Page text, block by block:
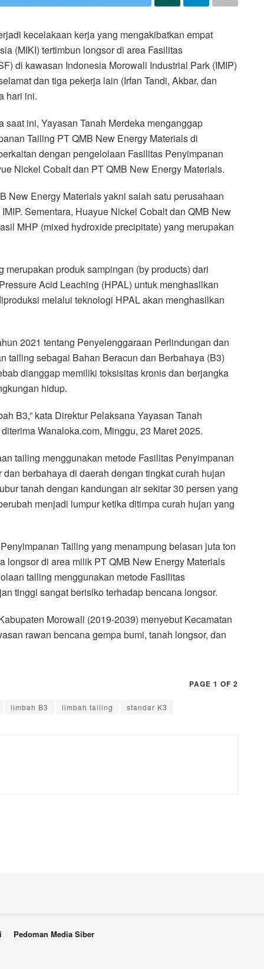
kecelakaan kerja yang mengakibatkan empat
(MIKI) tertimbun longsor di area Fasilitas
di kawasan Indonesia Morowali Industrial Park (IMIP)
dan tiga pekerja lain (Irfan Tandi, Akbar, dan
hari ini.
ini, Yayasan Tanah Merdeka menganggap
Tailing PT QMB New Energy Materials di
dengan pengelolaan Fasilitas Penyimpanan
Nickel Cobalt dan PT QMB New Energy Materials.
New Energy Materials yakni salah satu perusahaan
Sementara, Huayue Nickel Cobalt dan QMB New
MHP (mixed hydroxide precipitate) yang merupakan
produk sampingan (by products) dari
Acid Leaching (HPAL) untuk menghasilkan
melalui teknologi HPAL akan menghasilkan
2021 tentang Penyelenggaraan Perlindungan dan
tailing sebagai Bahan Beracun dan Berbahaya (B3)
dianggap memiliki toksisitas kronis dan berjangka
hidup.
B3,” kata Direktur Pelaksana Yayasan Tanah
Wanaloka.com, Minggu, 23 Maret 2025.
tailing menggunakan metode Fasilitas Penyimpanan
berbahaya di daerah dengan tingkat curah hujan
tanah dengan kandungan air sekitar 30 persen yang
menjadi lumpur ketika ditimpa curah hujan yang
Tailing yang menampung belasan juta ton
longsor di area milik PT QMB New Energy Materials
tailing menggunakan metode Fasilitas
tinggi sangat berisiko terhadap bencana longsor.
Morowali (2019-2039) menyebut Kecamatan
rawan bencana gempa bumi, tanah longsor, dan
PAGE 1 OF 2
limbah B3 limbah tailing standar K3
Pedoman Media Siber